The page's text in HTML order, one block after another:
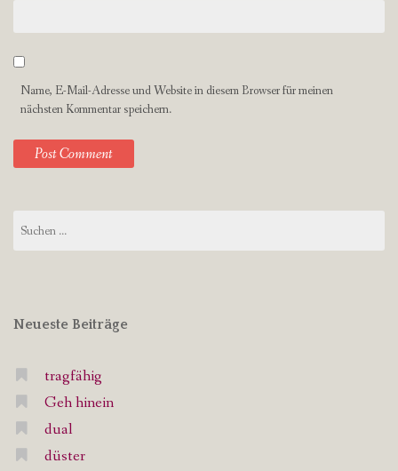
Name, E-Mail-Adresse und Website in diesem Browser für meinen
nächsten Kommentar speichern.
nach:
Neueste Beiträge
tragfähig
Geh hinein
dual
düster